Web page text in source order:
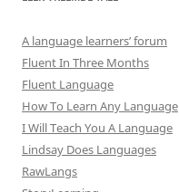
A language learners’ forum
Fluent In Three Months
Fluent Language
How To Learn Any Language
I Will Teach You A Language
Lindsay Does Languages
RawLangs